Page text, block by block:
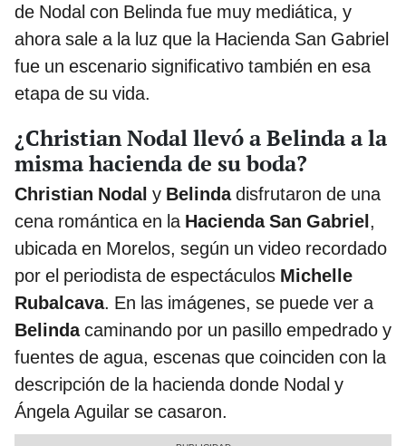
de Nodal con Belinda fue muy mediática, y
ahora sale a la luz que la Hacienda San Gabriel
fue un escenario significativo también en esa
etapa de su vida.
¿Christian Nodal llevó a Belinda a la
misma hacienda de su boda?
Christian Nodal y Belindadisfrutaron de una
cena romántica en la Hacienda San Gabriel,
ubicada en Morelos, según un video recordado
por el periodista de espectáculos Michelle
Rubalcava. En las imágenes, se puede ver a
Belindacaminando por un pasillo empedrado y
fuentes de agua, escenas que coinciden con la
descripción de la hacienda donde Nodal y
Ángela Aguilar se casaron.